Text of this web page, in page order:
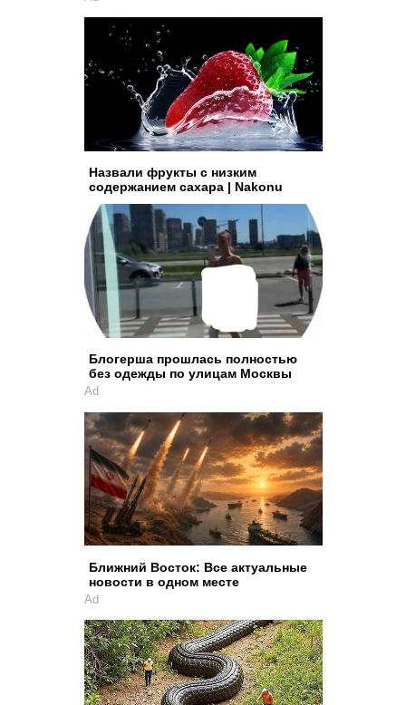
Назвали фрукты с низким
содержанием сахара | Nakonu
Блогерша прошлась полностью
без одежды по улицам Москвы
Ad
Ближний Восток: Все актуальные
новости в одном месте
Ad